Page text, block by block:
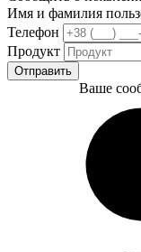
Имя и фамилия
Телефон
Продукт
Отправить
Ваше